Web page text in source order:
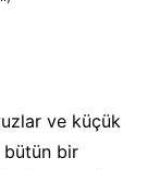
ve küçük
bütün bir